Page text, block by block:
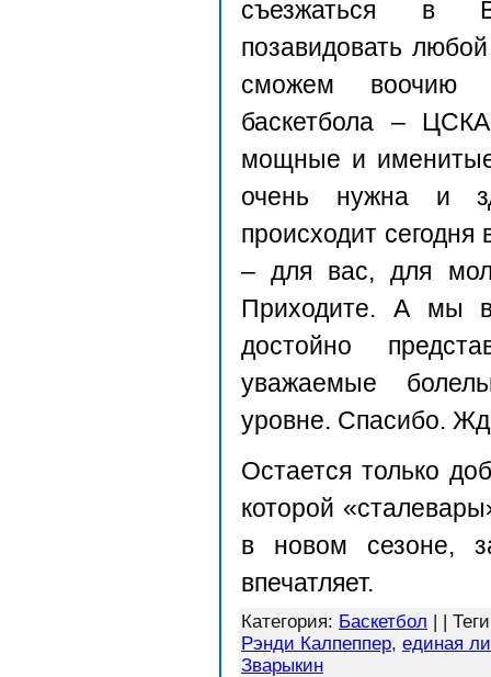
съезжаться в
позавидовать
сможем воочию
баскетбола –
мощные и
очень нужна и
происходит
– для вас, для
Приходите. А мы
достойно
уважаемые
уровне. Спасибо.
Остается только
которой
в новом сезоне,
впечатляет.
Категория: Баскетбол | | Теги
Рэнди Калпеппер, единая
Зварыкин